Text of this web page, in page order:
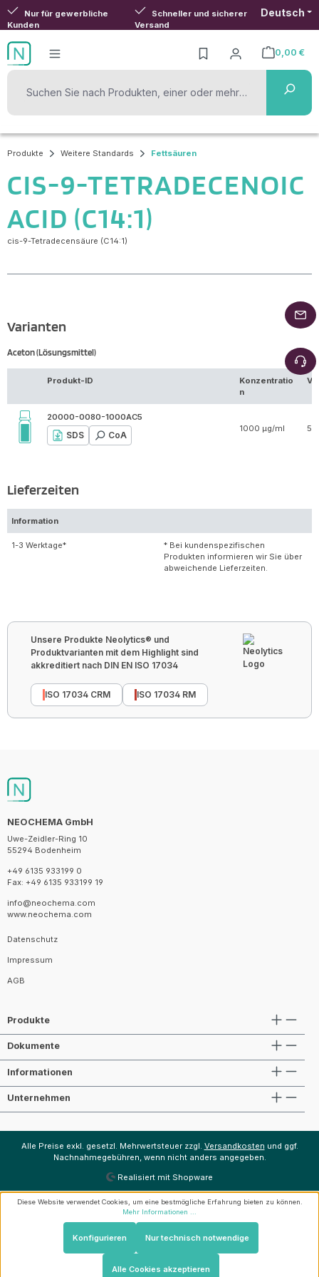
Zum Hauptinhalt springen
Nur für gewerbliche
Kunden
Schneller und sicherer
Versand
Deutsch
0,00 €
Warenkorb
Produkte Weitere Standards Fettsäuren
CIS-9-TETRADECENOIC
ACID (C14:1)
cis-9-Tetradecensäure (C14:1)
Varianten
Aceton (Lösungsmittel)
Produkt-ID
Konzentratio
n
20000-0080-1000AC5
SDS CoA
1000 µg/ml 5
Lieferzeiten
Information
1-3 Werktage*
* Bei kundenspezifischen
Produkten informieren wir Sie über
abweichende Lieferzeiten.
Unsere Produkte Neolytics® und
Produktvarianten mit dem Highlight sind
akkreditiert nach DIN EN ISO 17034
ISO 17034 CRM ISO 17034 RM
NEOCHEMA GmbH
Uwe-Zeidler-Ring 10
55294 Bodenheim
+49 6135 933199 0
Fax: +49 6135 933199 19
info@neochema.com
www.neochema.com
Datenschutz
Impressum
AGB
Produkte
Dokumente
Informationen
Unternehmen
Alle Preise exkl. gesetzl. Mehrwertsteuer zzgl. Versandkosten und ggf.
Nachnahmegebühren, wenn nicht anders angegeben.
Realisiert mit Shopware
Diese Website verwendet Cookies, um eine bestmögliche Erfahrung bieten zu können.
Mehr Informationen ...
Nur technisch notwendige
Konfigurieren
Alle Cookies akzeptieren